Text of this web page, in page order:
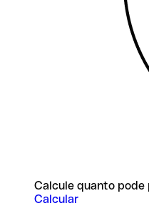
Calcule quanto pode
Calcular